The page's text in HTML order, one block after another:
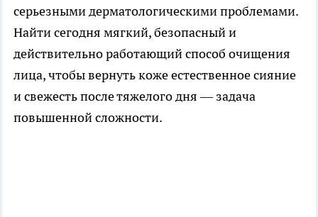
серьезными дерматологическими проблемами.
Найти сегодня мягкий, безопасный и
действительно работающий способ очищения
лица, чтобы вернуть коже естественное сияние
и свежесть после тяжелого дня — задача
повышенной сложности.